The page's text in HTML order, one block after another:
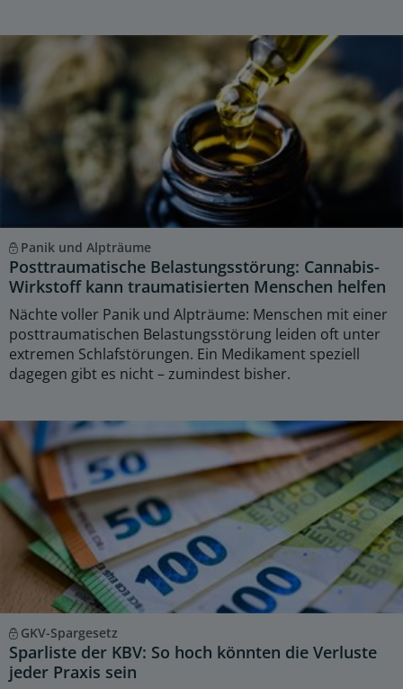
Panik und Alpträume
Posttraumatische Belastungsstörung: Cannabis-
Wirkstoff kann traumatisierten Menschen helfen
Nächte voller Panik und Alpträume: Menschen mit einer
posttraumatischen Belastungsstörung leiden oft unter
extremen Schlafstörungen. Ein Medikament speziell
dagegen gibt es nicht – zumindest bisher.
GKV-Spargesetz
Sparliste der KBV: So hoch könnten die Verluste
jeder Praxis sein